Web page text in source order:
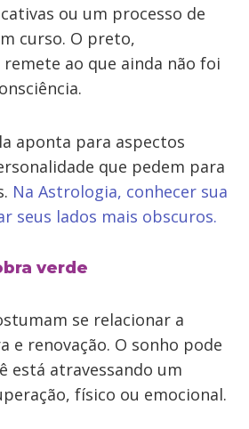
ou um processo de
curso. O preto,
ao que ainda não foi
aponta para aspectos
que pedem para
Na Astrologia, conhecer sua
seus lados mais obscuros.
verde
se relacionar a
e renovação. O sonho pode
está atravessando um
físico ou emocional.